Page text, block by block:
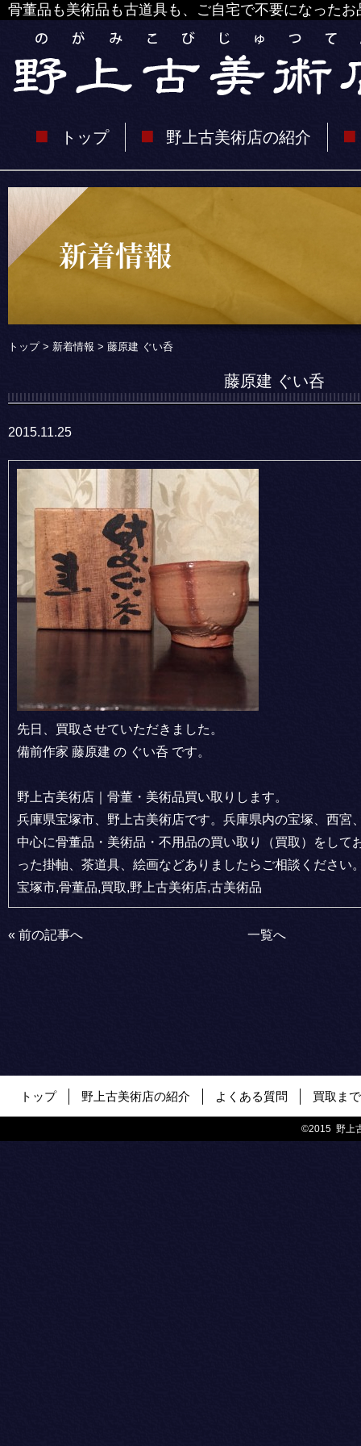
骨董品も美術品も古道具も、ご自宅で不要になった
トップ 野上古美術店の紹介
トップ> 新着情報 > 藤原建 ぐい呑
藤原建 ぐい呑
2015.11.25
先日、買取させていただきました。
備前作家 藤原建 の ぐい呑 です。
野上古美術店｜骨董・美術品買い取りします。
兵庫県宝塚市、野上古美術店です。兵庫県内の宝塚、西宮
中心に骨董品・美術品・不用品の買い取り（買取）をして
った掛軸、茶道具、絵画などありましたらご相談ください
宝塚市,骨董品,買取,野上古美術店,古美術品
« 前の記事へ 一覧へ
トップ 野上古美術店の紹介 よくある質問 買取ま
©2015 野上